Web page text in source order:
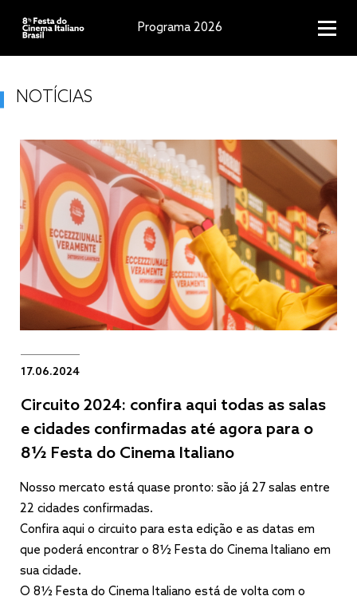
Programa 2026
NOTÍCIAS
17.06.2024
Circuito 2024: confira aqui todas as salas
e cidades confirmadas até agora para o
8½ Festa do Cinema Italiano
Nosso mercato está quase pronto: são já 27 salas entre
22 cidades confirmadas.
Confira aqui o circuito para esta edição e as datas em
que poderá encontrar o 8½ Festa do Cinema Italiano em
sua cidade.
O 8½ Festa do Cinema Italiano está de volta com o